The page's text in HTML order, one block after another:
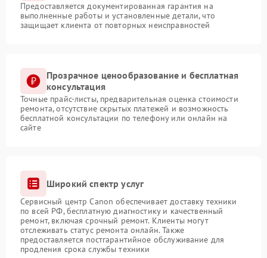
Предоставляется документированная гарантия на
выполненные работы и установленные детали, что
защищает клиента от повторных неисправностей
Прозрачное ценообразование и бесплатная
консультация
Точные прайс-листы, предварительная оценка стоимости
ремонта, отсутствие скрытых платежей и возможность
бесплатной консультации по телефону или онлайн на
сайте
Широкий спектр услуг
Сервисный центр Canon обеспечивает доставку техники
по всей РФ, бесплатную диагностику и качественный
ремонт, включая срочный ремонт. Клиенты могут
отслеживать статус ремонта онлайн. Также
предоставляется постгарантийное обслуживание для
продления срока службы техники